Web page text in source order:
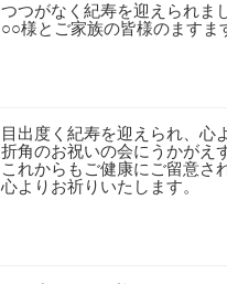
つつがなく紀寿を迎えられま
○○様とご家族の皆様のますま
目出度く紀寿を迎えられ、心
折角のお祝いの会にうかがえ
これからもご健康にご留意さ
心よりお祈りいたします。